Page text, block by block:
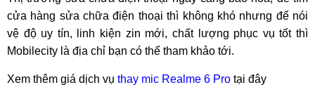
cửa hàng sửa chữa điện thoại thì không khó nhưng để nói
vệ độ uy tín, linh kiện zin mới, chất lượng phục vụ tốt thì
Mobilecity là địa chỉ bạn có thể tham khảo tới.
Xem thêm giá dịch vụ thay mic Realme 6 Pro tại đây